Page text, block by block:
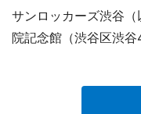
サンロッカーズ渋谷
院記念館（渋谷区渋谷